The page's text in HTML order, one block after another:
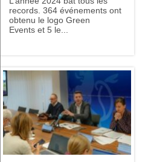
records. 364 événements ont
obtenu le logo Green
Events et 5 le...